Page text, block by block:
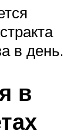
в день.
в